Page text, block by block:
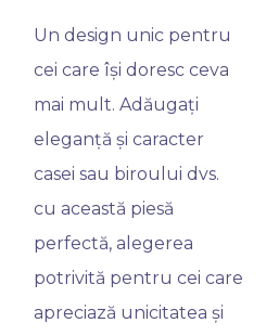
Un design unic pentru
cei care își doresc ceva
mai mult. Adăugați
eleganță și caracter
casei sau biroului dvs.
cu această piesă
perfectă, alegerea
potrivită pentru cei care
apreciază unicitatea și